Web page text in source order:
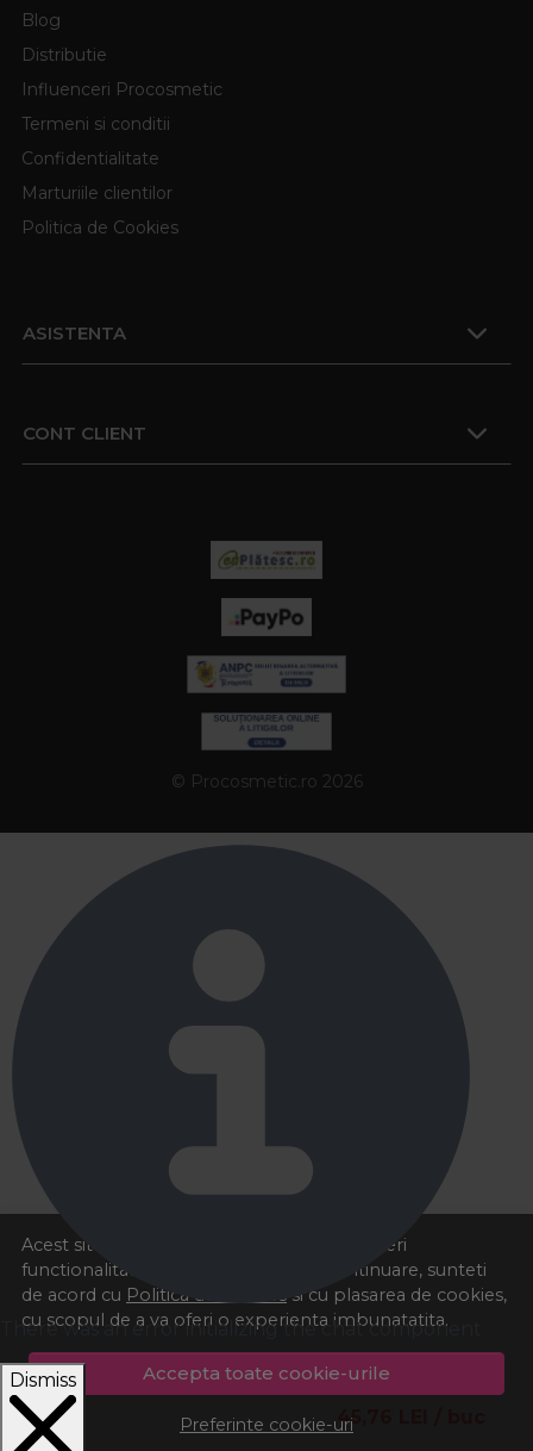
45,76
Acest site foloseste cookies pentru a va oferi
functionalitatea dorita. Navigand in continuare, sunteti
de acord cu Politica de cookies si cu plasarea de cookies,
cu scopul de a va oferi o experienta imbunatatita.
Accepta toate cookie-urile
Preferinte cookie-uri
Blog
Distributie
Influenceri Procosmetic
Termeni si conditii
Confidentialitate
Marturiile clientilor
Politica de Cookies
ASISTENTA
CONT CLIENT
© Procosmetic.ro 2026
There was an error initializing the chat component
Dismiss